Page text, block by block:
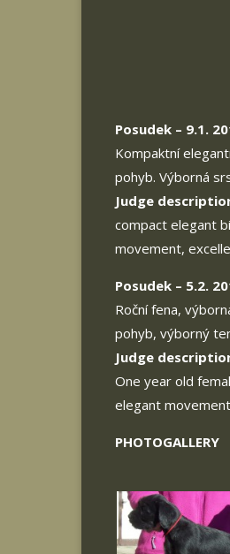
Posudek – 9.1.
Kompaktní
pohyb. Výborná
Judge
compact elegant
movement,
Posudek – 5.2.
Roční fena,
pohyb, výborný
Judge
One year old
elegant
PHOTOGALLERY